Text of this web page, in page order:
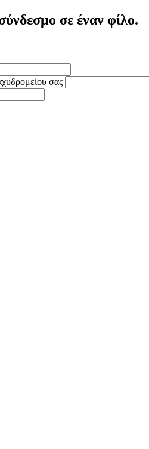
σε έναν φίλο.
σας